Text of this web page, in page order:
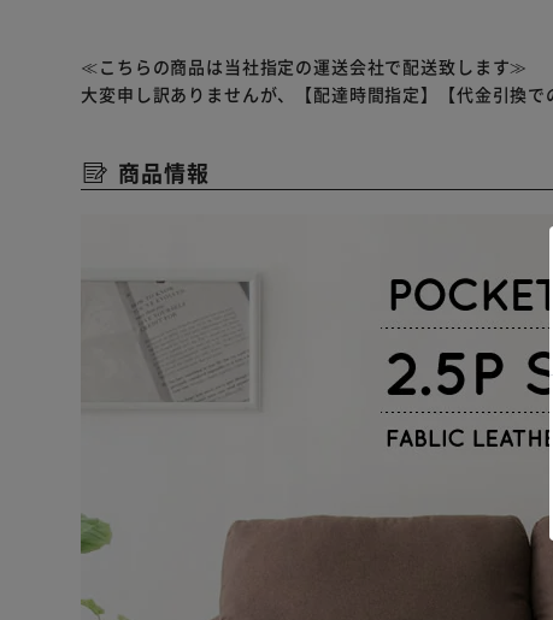
≪こちらの商品は当社指定の運送会社で配送致します≫
大変申し訳ありませんが、【配達時間指定】【代金引換で
商品情報